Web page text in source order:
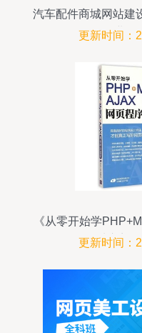
汽车配件商城网站建
业的
更新时间：
《从零开始学
从入门
更新时间：